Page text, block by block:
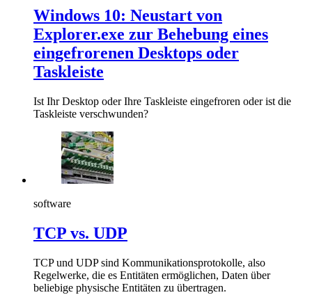
Windows 10: Neustart von
Explorer.exe zur Behebung eines
eingefrorenen Desktops oder
Taskleiste
Ist Ihr Desktop oder Ihre Taskleiste eingefroren oder ist die
Taskleiste verschwunden?
software
TCP vs. UDP
TCP und UDP sind Kommunikationsprotokolle, also
Regelwerke, die es Entitäten ermöglichen, Daten über
beliebige physische Entitäten zu übertragen.